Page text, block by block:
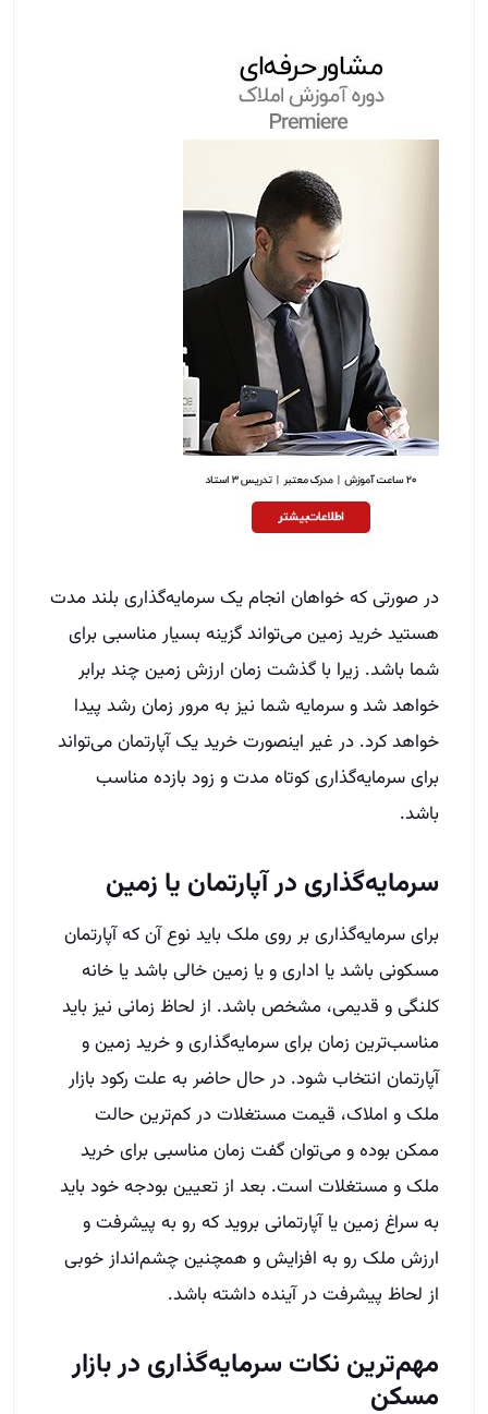
در صورتی که خواهان انجام یک سرمایه‌گذاری بلند مدت
هستید خرید زمین می‌تواند گزینه بسیار مناسبی برای
شما باشد. زیرا با گذشت زمان ارزش زمین چند برابر
خواهد شد و سرمایه شما نیز به مرور زمان رشد پیدا
خواهد کرد. در غیر اینصورت خرید یک آپارتمان می‌تواند
برای سرمایه‌گذاری کوتاه مدت و زود بازده مناسب
باشد.
سرمایه‌گذاری در آپارتمان یا زمین
برای سرمایه‌گذاری بر روی ملک باید نوع آن که آپارتمان
مسکونی باشد یا اداری و یا زمین خالی باشد یا خانه
کلنگی و قدیمی، مشخص باشد. از لحاظ زمانی نیز باید
مناسب‌ترین زمان برای سرمایه‌گذاری و خرید زمین و
آپارتمان انتخاب شود. در حال حاضر به علت رکود بازار
ملک و املاک، قیمت مستغلات در کم‌ترین حالت
ممکن بوده و می‌توان گفت زمان مناسبی برای خرید
ملک و مستغلات است. بعد از تعیین بودجه خود باید
به سراغ زمین یا آپارتمانی بروید که رو به پیشرفت و
ارزش ملک رو به افزایش و همچنین چشم‌انداز خوبی
از لحاظ پیشرفت در آینده داشته باشد.
مهم‌ترین نکات سرمایه‌گذاری در بازار
مسکن